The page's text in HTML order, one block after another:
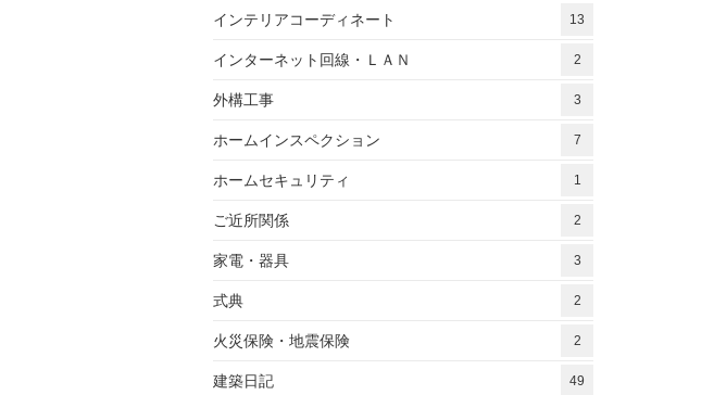
インテリアコーディネート 13
インターネット回線・ＬＡＮ 2
外構工事 3
ホームインスペクション 7
ホームセキュリティ 1
ご近所関係 2
家電・器具 3
式典 2
火災保険・地震保険 2
建築日記 49